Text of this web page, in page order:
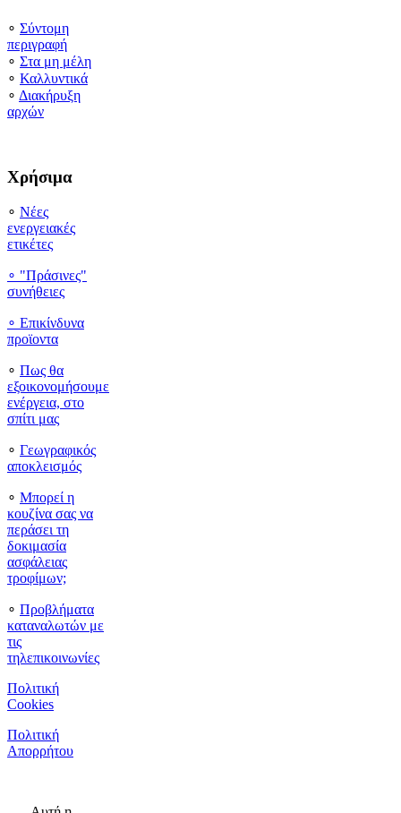
∘ Σύντομη
περιγραφή
∘ Στα μη μέλη
∘ Καλλυντικά
∘ Διακήρυξη
αρχών
Χρήσιμα
∘ Νέες
ενεργειακές
ετικέτες
∘ "Πράσινες"
συνήθειες
∘ Επικίνδυνα
προϊοντα
∘ Πως θα
εξοικονομήσουμε
ενέργεια, στο
σπίτι μας
∘ Γεωγραφικός
αποκλεισμός
∘ Μπορεί η
κουζίνα σας να
περάσει τη
δοκιμασία
ασφάλειας
τροφίμων;
∘ Προβλήματα
καταναλωτών με
τις
τηλεπικοινωνίες
Πολιτική
Cookies
Πολιτική
Απορρήτου